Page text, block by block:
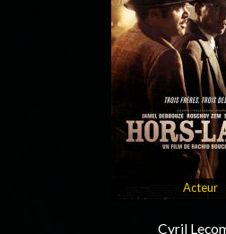
Acteur
Cyril